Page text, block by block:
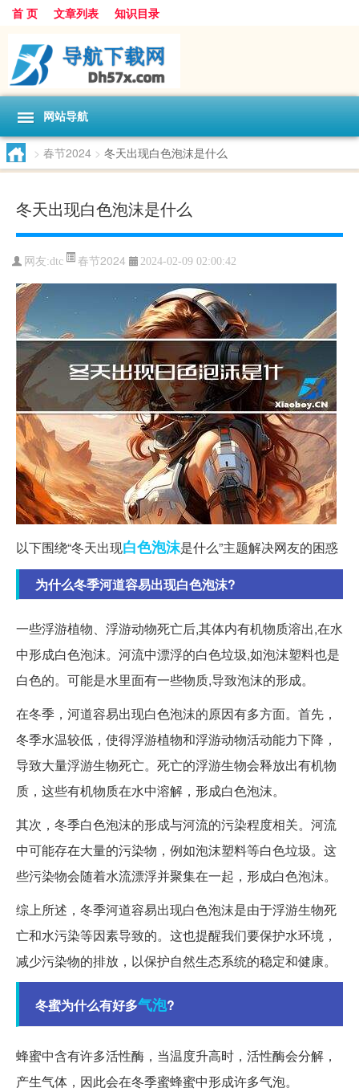
首 页 文章列表 知识目录
网站导航
> 春节2024 > 冬天出现白色泡沫是什么
冬天出现白色泡沫是什么
网友:dtc 春节2024 2024-02-09 02:00:42
以下围绕“冬天出现白色泡沫是什么”主题解决网友的困惑
为什么冬季河道容易出现白色泡沫?
一些浮游植物、浮游动物死亡后,其体内有机物质溶出,在水
中形成白色泡沫。河流中漂浮的白色垃圾,如泡沫塑料也是
白色的。可能是水里面有一些物质,导致泡沫的形成。
在冬季，河道容易出现白色泡沫的原因有多方面。首先，
冬季水温较低，使得浮游植物和浮游动物活动能力下降，
导致大量浮游生物死亡。死亡的浮游生物会释放出有机物
质，这些有机物质在水中溶解，形成白色泡沫。
其次，冬季白色泡沫的形成与河流的污染程度相关。河流
中可能存在大量的污染物，例如泡沫塑料等白色垃圾。这
些污染物会随着水流漂浮并聚集在一起，形成白色泡沫。
综上所述，冬季河道容易出现白色泡沫是由于浮游生物死
亡和水污染等因素导致的。这也提醒我们要保护水环境，
减少污染物的排放，以保护自然生态系统的稳定和健康。
冬蜜为什么有好多气泡?
蜂蜜中含有许多活性酶，当温度升高时，活性酶会分解，
产生气体，因此会在冬季蜜蜂蜜中形成许多气泡。